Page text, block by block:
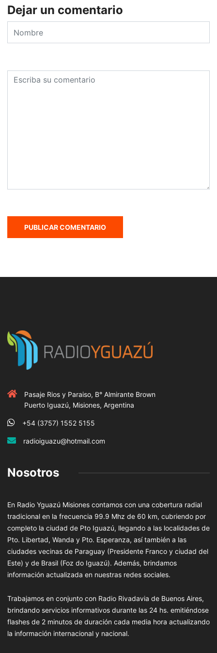
Dejar un comentario
Pasaje Rios y Paraiso, B° Almirante Brown
Puerto Iguazú, Misiones, Argentina
+54 (3757) 1552 5155
radioiguazu@hotmail.com
Nosotros
En Radio Yguazú Misiones contamos con una cobertura radial
tradicional en la frecuencia 99.9 Mhz de 60 km, cubriendo por
completo la ciudad de Pto Iguazú, llegando a las localidades de
Pto. Libertad, Wanda y Pto. Esperanza, así también a las
ciudades vecinas de Paraguay (Presidente Franco y ciudad del
Este) y de Brasil (Foz do Iguazú). Además, brindamos
información actualizada en nuestras redes sociales.
Trabajamos en conjunto con Radio Rivadavia de Buenos Aires,
brindando servicios informativos durante las 24 hs. emitiéndose
flashes de 2 minutos de duración cada media hora actualizando
la información internacional y nacional.